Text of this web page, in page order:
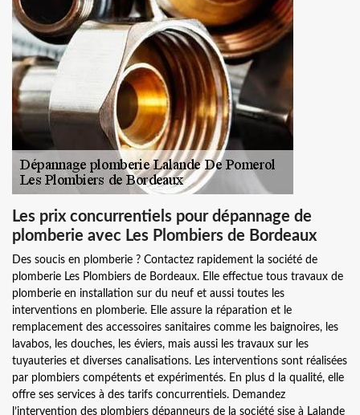
Les prix concurrentiels pour dépannage de
plomberie avec Les Plombiers de Bordeaux
Des soucis en plomberie ? Contactez rapidement la société de
plomberie Les Plombiers de Bordeaux. Elle effectue tous travaux de
plomberie en installation sur du neuf et aussi toutes les
interventions en plomberie. Elle assure la réparation et le
remplacement des accessoires sanitaires comme les baignoires, les
lavabos, les douches, les éviers, mais aussi les travaux sur les
tuyauteries et diverses canalisations. Les interventions sont réalisées
par plombiers compétents et expérimentés. En plus d la qualité, elle
offre ses services à des tarifs concurrentiels. Demandez
l’intervention des plombiers dépanneurs de la société sise à Lalande